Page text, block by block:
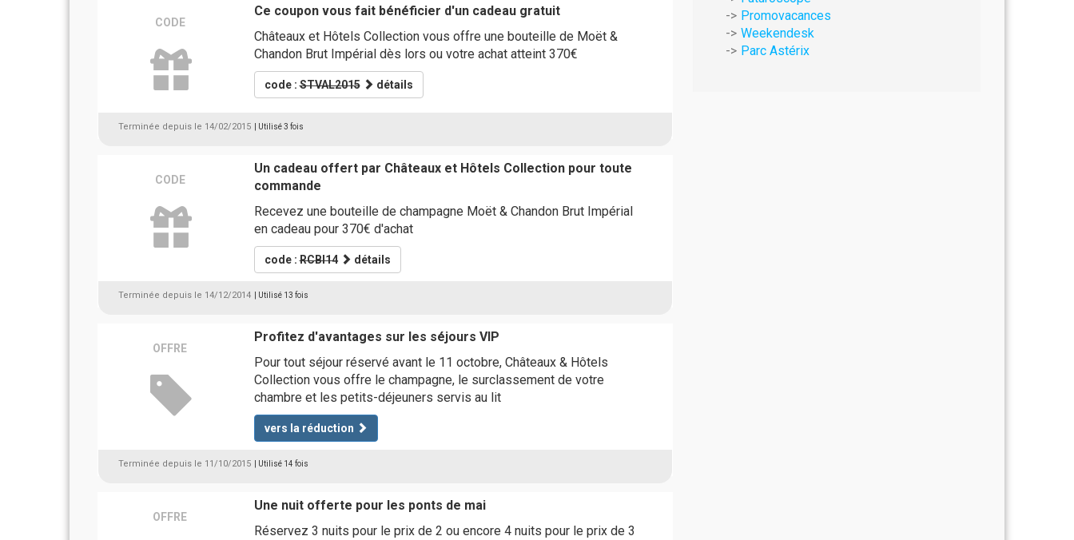
CODE
Ce coupon vous fait bénéficier d'un cadeau gratuit
Châteaux et Hôtels Collection vous offre une bouteille de Moët &
Chandon Brut Impérial dès lors ou votre achat atteint 370€
code :STVAL2015 détails
Terminée depuis le 14/02/2015 | Utilisé 3 fois
CODE
Un cadeau offert par Châteaux et Hôtels Collection pour toute
commande
Recevez une bouteille de champagne Moët & Chandon Brut Impérial
en cadeau pour 370€ d'achat
code :RCBI14 détails
Terminée depuis le 14/12/2014 | Utilisé 13 fois
OFFRE
Profitez d'avantages sur les séjours VIP
Pour tout séjour réservé avant le 11 octobre, Châteaux & Hôtels
Collection vous offre le champagne, le surclassement de votre
chambre et les petits-déjeuners servis au lit
vers la réduction
Terminée depuis le 11/10/2015 | Utilisé 14 fois
OFFRE
Une nuit offerte pour les ponts de mai
Réservez 3 nuits pour le prix de 2 ou encore 4 nuits pour le prix de 3
Promovacances
Weekendesk
Parc Astérix